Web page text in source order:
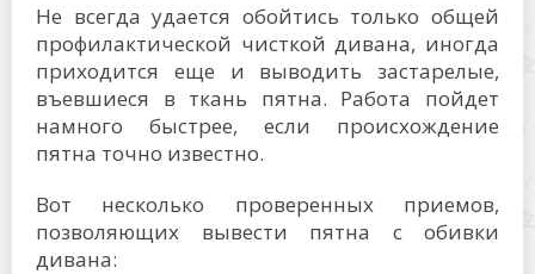
Не всегда удается обойтись только общей
профилактической чисткой дивана, иногда
приходится еще и выводить застарелые,
въевшиеся в ткань пятна. Работа пойдет
намного быстрее, если происхождение
пятна точно известно.
Вот несколько проверенных приемов,
позволяющих вывести пятна с обивки
дивана: